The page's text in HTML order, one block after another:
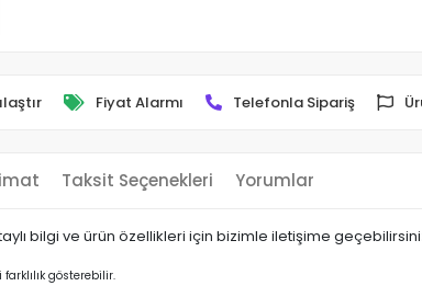
Fiyat Alarmı Telefonla Sipariş
Taksit Seçenekleri Yorumlar
bilgi ve ürün özellikleri için bizimle iletişime
gösterebilir.